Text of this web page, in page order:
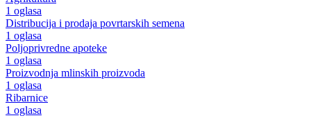
1 oglasa
Distribucija i prodaja povrtarskih semena
1 oglasa
Poljoprivredne apoteke
1 oglasa
Proizvodnja mlinskih proizvoda
1 oglasa
Ribarnice
1 oglasa